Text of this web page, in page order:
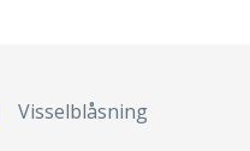
Visselblåsning